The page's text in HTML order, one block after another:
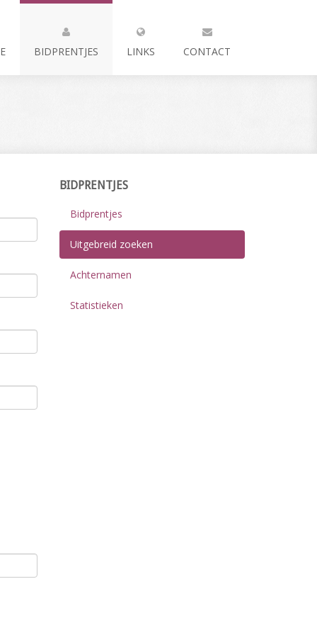
BIDPRENTJES LINKS CONTACT
BIDPRENTJES
Bidprentjes
Uitgebreid zoeken
Achternamen
Statistieken